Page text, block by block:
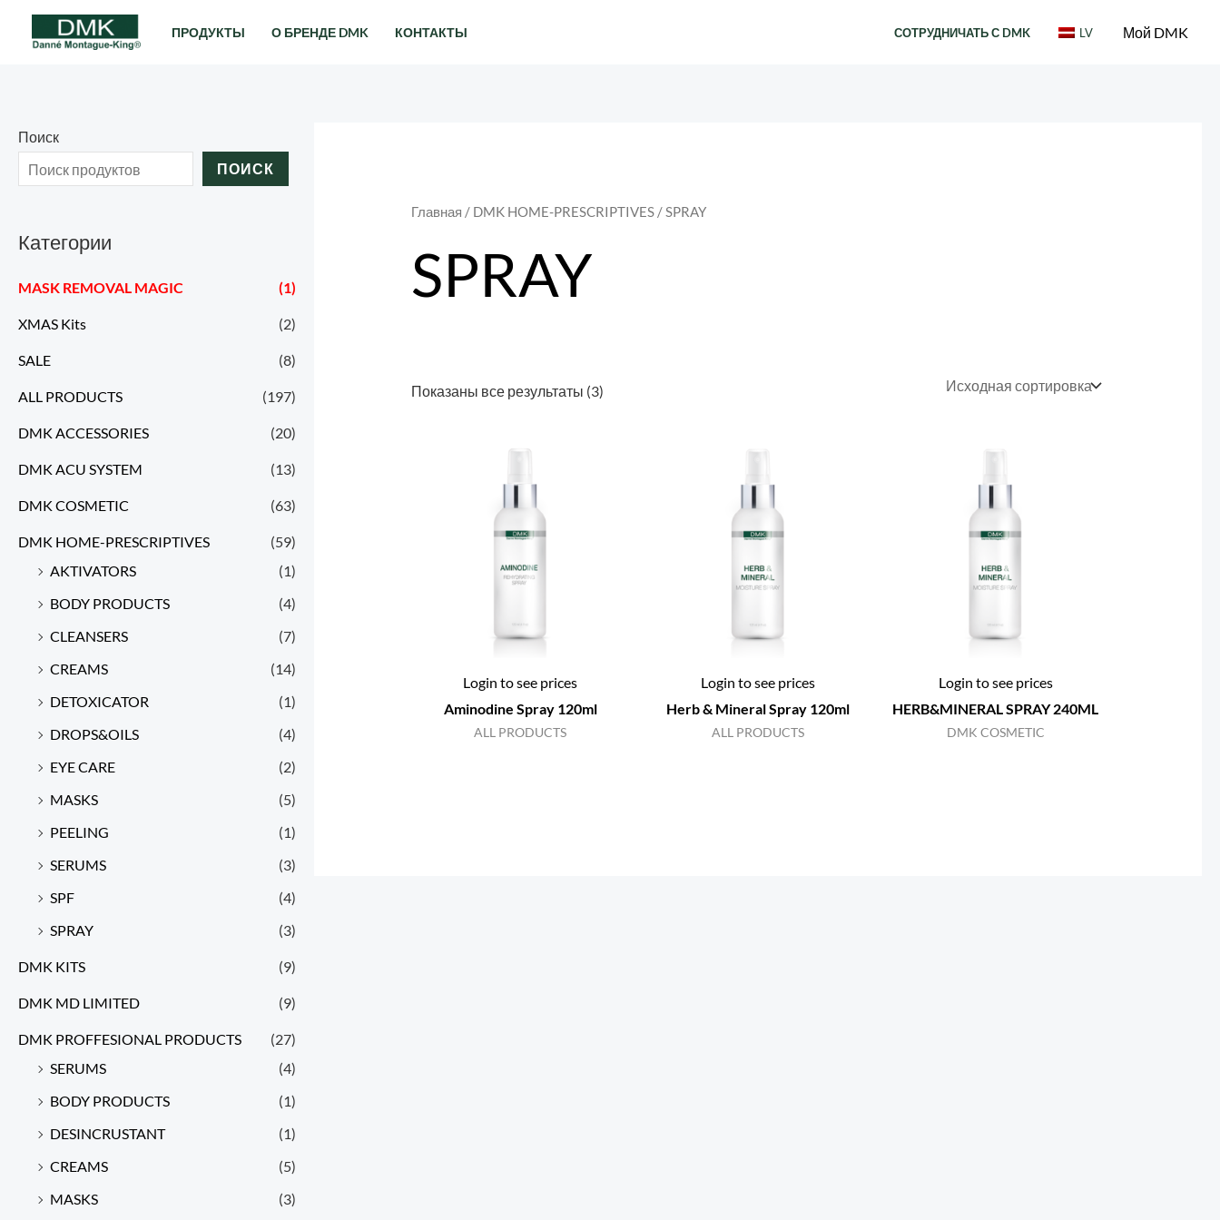
Перейти
ПРОДУКТЫ О БРЕНДЕ DMK КОНТАКТЫ СОТРУДНИЧАТЬ С DMK LV Мой DMK
Поиск
ПОИСК
Категории
MASK REMOVAL MAGIC (1)
XMAS Kits (2)
SALE (8)
ALL PRODUCTS (197)
DMK ACCESSORIES (20)
DMK ACU SYSTEM (13)
DMK COSMETIC (63)
DMK HOME-PRESCRIPTIVES
(59)
AKTIVATORS
(1)
BODY PRODUCTS
(4)
CLEANSERS
(7)
CREAMS
(14)
DETOXICATOR
(1)
DROPS&OILS
(4)
EYE CARE
(2)
MASKS
(5)
PEELING
(1)
SERUMS
(3)
SPF
(4)
SPRAY
(3)
DMK KITS (9)
DMK MD LIMITED (9)
DMK PROFFESIONAL PRODUCTS
(27)
SERUMS
(4)
BODY PRODUCTS
(1)
DESINCRUSTANT
(1)
CREAMS
(5)
MASKS
(3)
Главная / DMK HOME-PRESCRIPTIVES/ SPRAY
SPRAY
Показаны все результаты (3)
Login to see prices
Aminodine Spray 120ml
ALL PRODUCTS
Login to see prices
Herb & Mineral Spray 120ml
ALL PRODUCTS
Login to see prices
HERB&MINERAL SPRAY 240ML
DMK COSMETIC